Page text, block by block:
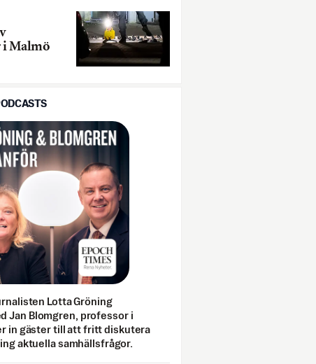
i Malmö
Lotta Gröning
Jan Blomgren, professor i
in gäster till att fritt diskutera
aktuella samhällsfrågor.